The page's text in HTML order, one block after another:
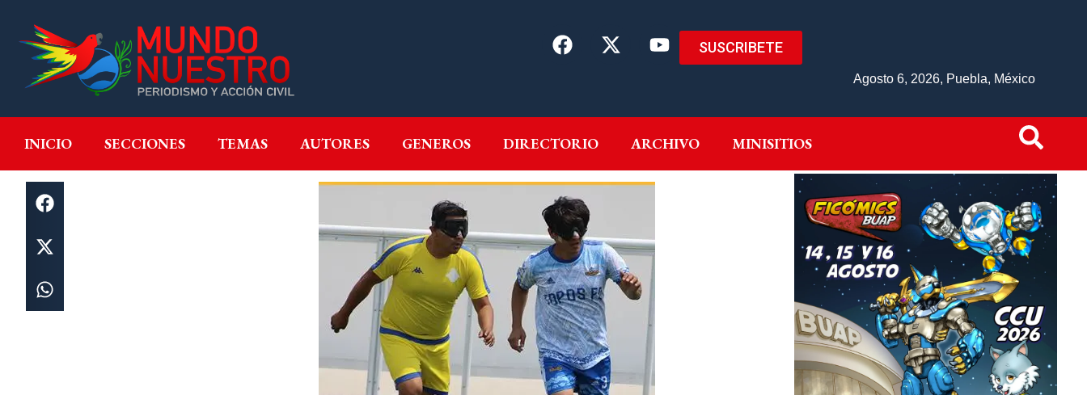
SUSCRIBETE
Agosto 6, 2026, Puebla, México
INICIO SECCIONES TEMAS AUTORES GENEROS DIRECTORIO ARCHIVO MINISITIOS
INICIO SECCIONES GENEROS DIRECTORIO ARCHIVO MINISITIOS